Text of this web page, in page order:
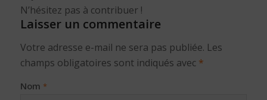
N’hésitez pas à contribuer !
Laisser un commentaire
Votre adresse e-mail ne sera pas publiée. Les
champs obligatoires sont indiqués avec *
Nom *